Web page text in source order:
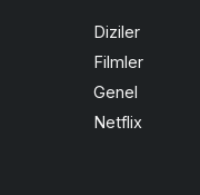
Diziler
Filmler
Genel
Netflix